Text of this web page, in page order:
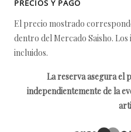
PRECIOS Y PAGO
El precio mostrado
dentro del Mercado Saisho.
incluidos.
La reserva asegura el
independientemente de la